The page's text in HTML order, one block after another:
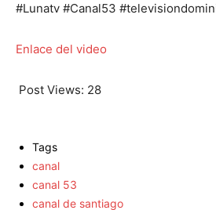
#Lunatv #Canal53
Enlace del video
Post Views: 28
Tags
canal
canal 53
canal de santiago